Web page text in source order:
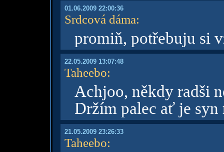
01.06.2009 22:00:36
Srdcová dáma:
promiň, potřebuju si
22.05.2009 13:07:48
Taheebo:
Achjoo, někdy radši
Držím palec ať je syn
21.05.2009 23:26:33
Taheebo: